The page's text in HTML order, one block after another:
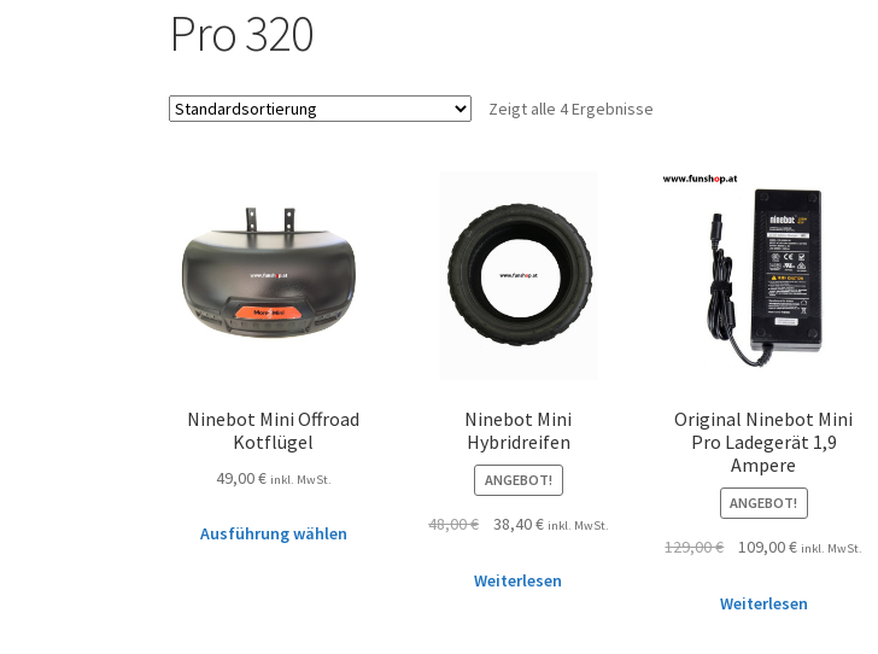
Pro 320
Zeigt alle 4 Ergebnisse
Ninebot Mini Offroad
Kotflügel
49,00€ inkl. MwSt.
Ausführung wählen
Ninebot Mini
Hybridreifen
ANGEBOT!
48,00€ 38,40€ inkl. MwSt.
Weiterlesen
Original Ninebot Mini
Pro Ladegerät 1,9
Ampere
ANGEBOT!
129,00€ 109,00€ inkl. MwSt.
Weiterlesen